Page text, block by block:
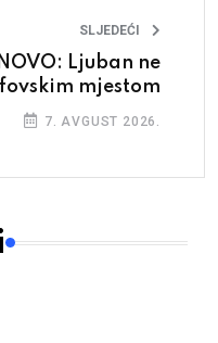
SLJEDEĆI
Ljuban ne
mjestom
7. AVGUST 2026.